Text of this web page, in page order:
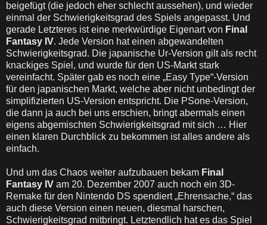
beigefügt (die jedoch eher schlecht aussehen), und wieder
einmal der Schwierigkeitsgrad des Spiels angepasst. Und
gerade Letzteres ist eine merkwürdige Eigenart von Final
Fantasy IV. Jede Version hat einen abgewandelten
Schwierigkeitsgrad. Die japanische Ur-Version gilt als recht
knackiges Spiel, und wurde für den US-Markt stark
vereinfacht. Später gab es noch eine „Easy Type“-Version
für den japanischen Markt, welche aber nicht unbedingt der
simplifizierten US-Version entspricht. Die PSone-Version,
die dann ja auch bei uns erschien, bringt abermals einen
eigens abgemischten Schwierigkeitsgrad mit sich … Hier
einen klaren Durchblick zu bekommen ist alles andere als
einfach.
Und um das Chaos weiter aufzubauen bekam Final
Fantasy IV am 20. Dezember 2007 auch noch ein 3D-
Remake für den Nintendo DS spendiert „Ehrensache,“ das
auch diese Version einen neuen, diesmal harschen,
Schwierigkeitsgrad mitbringt. Letztendlich hat es das Spiel